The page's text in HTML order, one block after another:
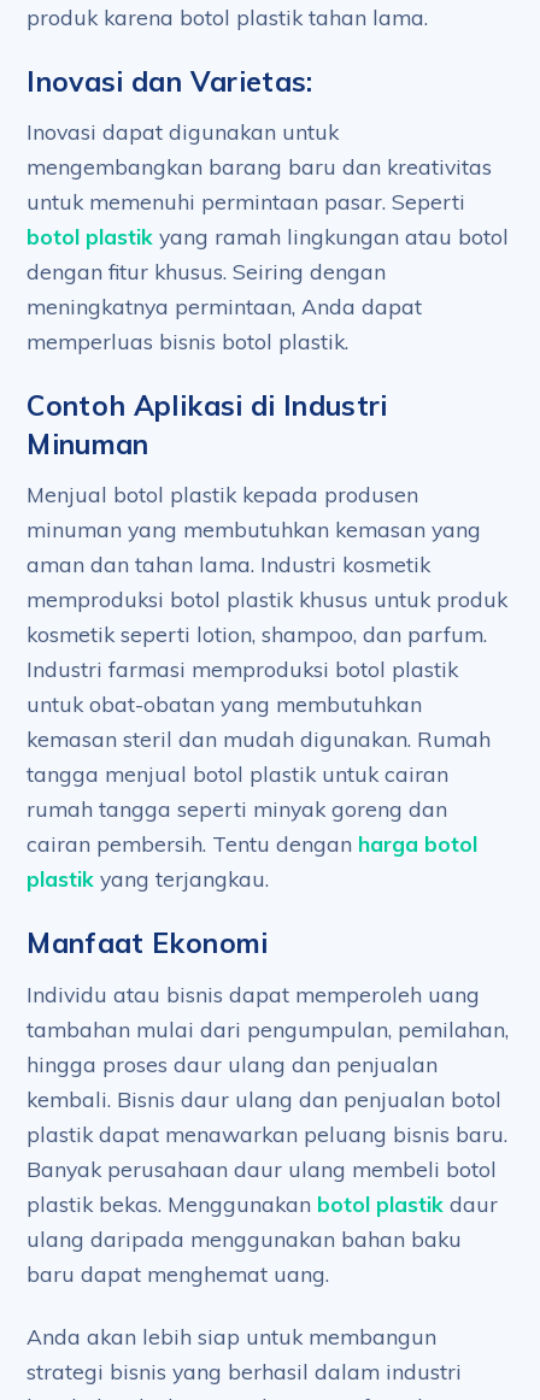
produk karena botol plastik tahan lama.
Inovasi dan Varietas:
Inovasi dapat digunakan untuk
mengembangkan barang baru dan kreativitas
untuk memenuhi permintaan pasar. Seperti
botol plastik yang ramah lingkungan atau botol
dengan fitur khusus. Seiring dengan
meningkatnya permintaan, Anda dapat
memperluas bisnis botol plastik.
Contoh Aplikasi di Industri
Minuman
Menjual botol plastik kepada produsen
minuman yang membutuhkan kemasan yang
aman dan tahan lama. Industri kosmetik
memproduksi botol plastik khusus untuk produk
kosmetik seperti lotion, shampoo, dan parfum.
Industri farmasi memproduksi botol plastik
untuk obat-obatan yang membutuhkan
kemasan steril dan mudah digunakan. Rumah
tangga menjual botol plastik untuk cairan
rumah tangga seperti minyak goreng dan
cairan pembersih. Tentu dengan harga botol
plastik yang terjangkau.
Manfaat Ekonomi
Individu atau bisnis dapat memperoleh uang
tambahan mulai dari pengumpulan, pemilahan,
hingga proses daur ulang dan penjualan
kembali. Bisnis daur ulang dan penjualan botol
plastik dapat menawarkan peluang bisnis baru.
Banyak perusahaan daur ulang membeli botol
plastik bekas. Menggunakan botol plastik daur
ulang daripada menggunakan bahan baku
baru dapat menghemat uang.
Anda akan lebih siap untuk membangun
strategi bisnis yang berhasil dalam industri